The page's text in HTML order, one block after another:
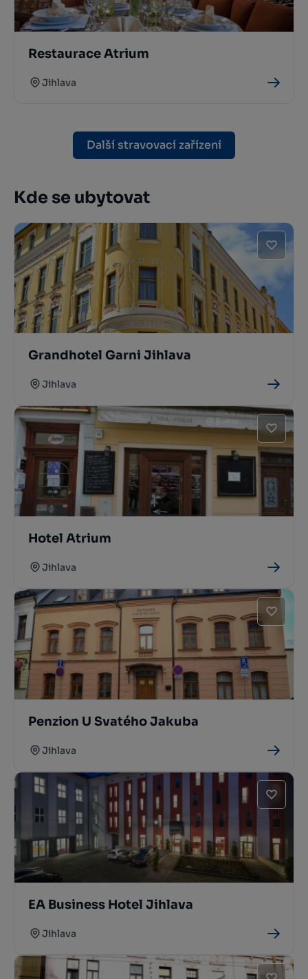
Restaurace Atrium
Jihlava
Další stravovací zařízení
Kde se ubytovat
Grandhotel Garni Jihlava
Jihlava
Hotel Atrium
Jihlava
Penzion U Svatého Jakuba
Jihlava
EA Business Hotel Jihlava
Jihlava